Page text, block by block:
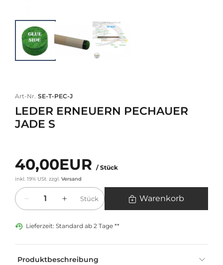
Art-Nr. SE-T-PEC-J
LEDER ERNEUERN PECHAUER
JADE S
40,00EUR / Stück
inkl. 19% USt. zzgl. Versand
Menge
Stück Warenkorb
Lieferzeit: Standard ab 2 Tage **
Produktbeschreibung